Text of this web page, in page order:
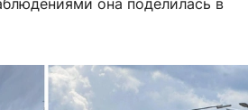
она поделилась в